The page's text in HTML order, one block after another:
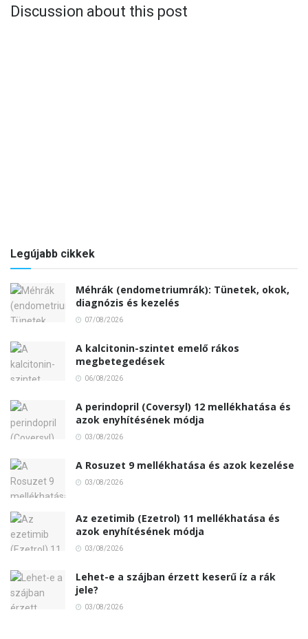
Discussion about this post
Legújabb cikkek
Méhrák (endometriumrák): Tünetek, okok,
diagnózis és kezelés
07/08/2026
A kalcitonin-szintet emelő rákos
megbetegedések
06/08/2026
A perindopril (Coversyl) 12 mellékhatása és
azok enyhítésének módja
03/08/2026
A Rosuzet 9 mellékhatása és azok kezelése
03/08/2026
Az ezetimib (Ezetrol) 11 mellékhatása és
azok enyhítésének módja
03/08/2026
Lehet-e a szájban érzett keserű íz a rák
jele?
03/08/2026